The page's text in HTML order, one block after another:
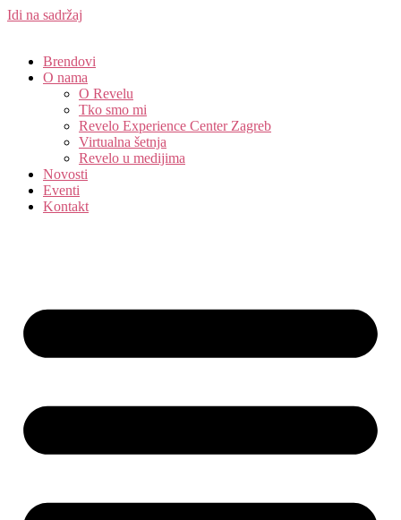
Idi na sadržaj
Brendovi
O nama
O Revelu
Tko smo mi
Revelo Experience Center Zagreb
Virtualna šetnja
Revelo u medijima
Novosti
Eventi
Kontakt